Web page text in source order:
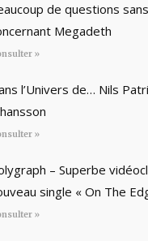
de questions
Megadeth
»
l’Univers de… Nils
»
– Superbe
single « On The
»